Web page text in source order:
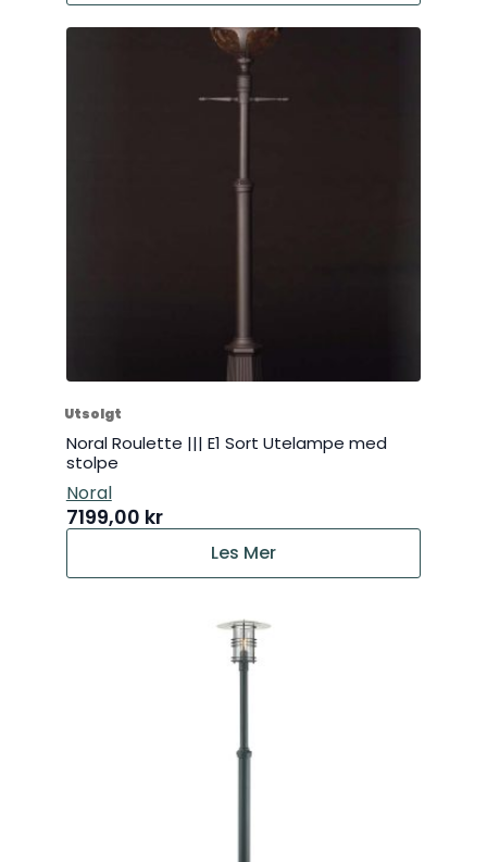
Utsolgt
Noral Roulette ||| E1 Sort Utelampe med
stolpe
Noral
7199,00 kr
Les Mer